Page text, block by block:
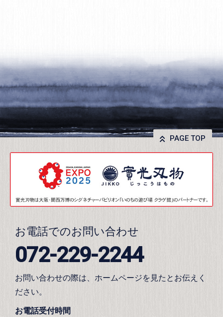
PAGE TOP
お電話でのお問い合わせ
072-229-2244
お問い合わせの際は、ホームページを見たとお伝えく
ださい。
お電話受付時間